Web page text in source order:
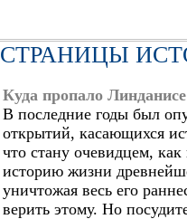
СТРАНИЦЫ
Куда пропало Линданисе
В последние годы был
открытий, касающихся
что стану очевидцем, как
историю жизни
уничтожая весь его
верить этому. Но